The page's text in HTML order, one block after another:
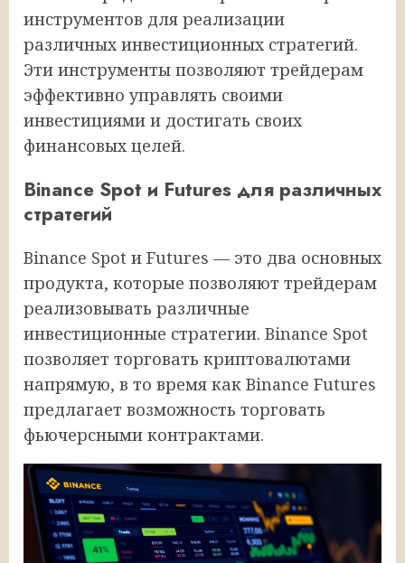
инструментов для реализации
различных инвестиционных стратегий.
Эти инструменты позволяют трейдерам
эффективно управлять своими
инвестициями и достигать своих
финансовых целей.
Binance Spot и Futures для различных
стратегий
Binance Spot и Futures — это два основных
продукта, которые позволяют трейдерам
реализовывать различные
инвестиционные стратегии. Binance Spot
позволяет торговать криптовалютами
напрямую, в то время как Binance Futures
предлагает возможность торговать
фьючерсными контрактами.